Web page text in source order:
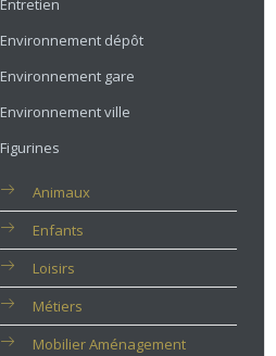
Entretien
Environnement dépôt
Environnement gare
Environnement ville
Figurines
Animaux
Enfants
Loisirs
Métiers
Mobilier Aménagement